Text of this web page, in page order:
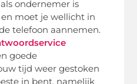
ondernemer is
moet je wellicht in
telefoon aannemen.
goede
tijd weer gestoken
in bent, namelijk